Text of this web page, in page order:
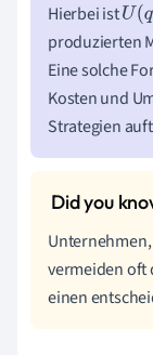
Hierbei istU(q)
produzierten
Eine solche
Kosten und
Strategien
vermeiden oft
einen